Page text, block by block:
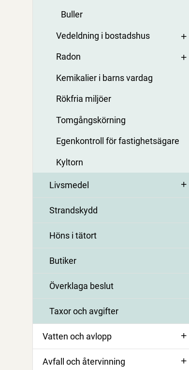
Buller
Vedeldning i bostadshus
Radon
Kemikalier i barns vardag
Rökfria miljöer
Tomgångskörning
Egenkontroll för fastighetsägare
Kyltorn
Livsmedel
Strandskydd
Höns i tätort
Butiker
Överklaga beslut
Taxor och avgifter
Vatten och avlopp
Avfall och återvinning